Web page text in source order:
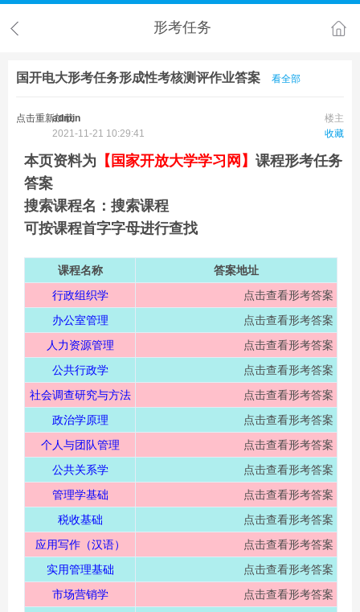
形考任务
国开电大形考任务形成性考核测评作业答案 看全部
点击重新加载 楼主
admin
收藏
2021-11-21 10:29:41
本页资料为 【国家开放大学学习网】 课程形考任务
答案
搜索课程名： 搜索课程
可按课程首字字母进行查找
课程名称
答案地址
行政组织学
点击查看形考答案
办公室管理
点击查看形考答案
人力资源管理
点击查看形考答案
公共行政学
点击查看形考答案
社会调查研究与方法
点击查看形考答案
政治学原理
点击查看形考答案
个人与团队管理
点击查看形考答案
公共关系学
点击查看形考答案
管理学基础
点击查看形考答案
税收基础
点击查看形考答案
应用写作（汉语）
点击查看形考答案
实用管理基础
点击查看形考答案
市场营销学
点击查看形考答案